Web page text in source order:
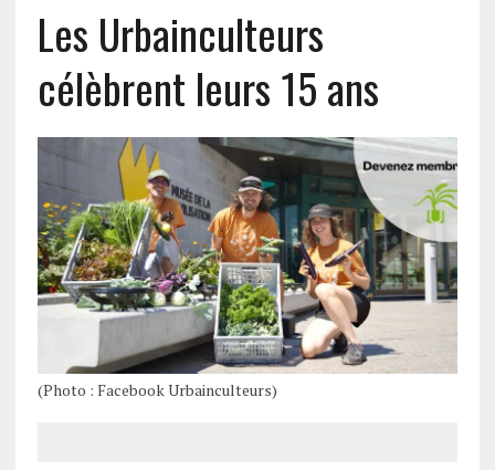
Les Urbainculteurs
célèbrent leurs 15 ans
(Photo : Facebook Urbainculteurs)